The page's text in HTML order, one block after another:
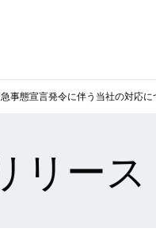
事態宣言発令に伴う当社の対応に
リース